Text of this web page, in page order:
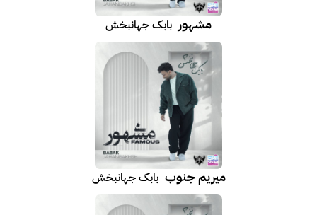
مشهور بابک جهانبخش
میریم جنوب بابک جهانبخش